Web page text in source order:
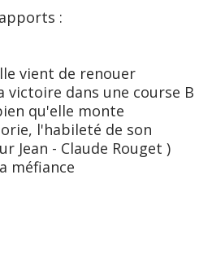
:
vient de renouer
victoire dans une course B
qu'elle monte
l'habileté de son
Jean - Claude Rouget )
méfiance